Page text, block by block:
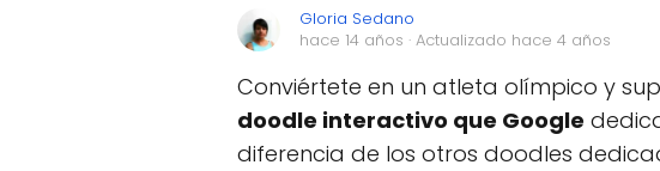
Gloria Sedano
hace 14 años · Actualizado hace 4 años
Conviértete en un atleta olímpico y
doodle interactivo que Google
diferencia de los otros doodles